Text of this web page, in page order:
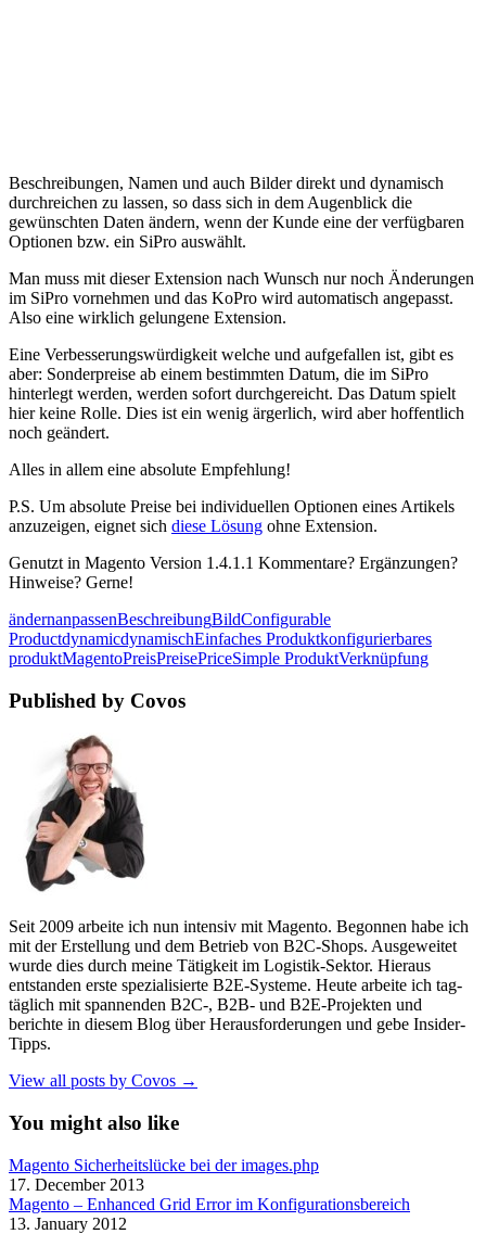
Beschreibungen, Namen und auch Bilder direkt und dynamisch
durchreichen zu lassen, so dass sich in dem Augenblick die
gewünschten Daten ändern, wenn der Kunde eine der verfügbaren
Optionen bzw. ein SiPro auswählt.
Man muss mit dieser Extension nach Wunsch nur noch Änderungen
im SiPro vornehmen und das KoPro wird automatisch angepasst.
Also eine wirklich gelungene Extension.
Eine Verbesserungswürdigkeit welche und aufgefallen ist, gibt es
aber: Sonderpreise ab einem bestimmten Datum, die im SiPro
hinterlegt werden, werden sofort durchgereicht. Das Datum spielt
hier keine Rolle. Dies ist ein wenig ärgerlich, wird aber hoffentlich
noch geändert.
Alles in allem eine absolute Empfehlung!
P.S. Um absolute Preise bei individuellen Optionen eines Artikels
anzuzeigen, eignet sich diese Lösung ohne Extension.
Genutzt in Magento Version 1.4.1.1 Kommentare? Ergänzungen?
Hinweise? Gerne!
ändernanpassenBeschreibungBildConfigurable
ProductdynamicdynamischEinfaches Produktkonfigurierbares
produktMagentoPreisPreisePriceSimple ProduktVerknüpfung
Published by Covos
Seit 2009 arbeite ich nun intensiv mit Magento. Begonnen habe ich
mit der Erstellung und dem Betrieb von B2C-Shops. Ausgeweitet
wurde dies durch meine Tätigkeit im Logistik-Sektor. Hieraus
entstanden erste spezialisierte B2E-Systeme. Heute arbeite ich tag-
täglich mit spannenden B2C-, B2B- und B2E-Projekten und
berichte in diesem Blog über Herausforderungen und gebe Insider-
Tipps.
View all posts by Covos →
You might also like
Magento Sicherheitslücke bei der images.php
17. December 2013
Magento – Enhanced Grid Error im Konfigurationsbereich
13. January 2012